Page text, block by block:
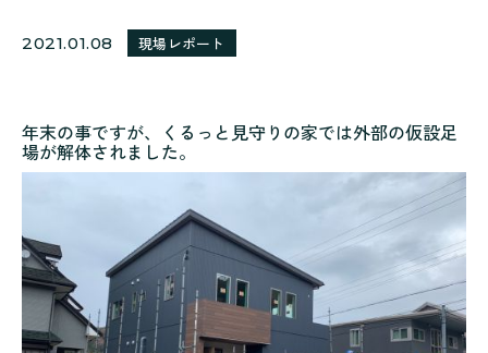
2021.01.08 現場レポート
年末の事ですが、くるっと見守りの家では外部の仮設足
場が解体されました。